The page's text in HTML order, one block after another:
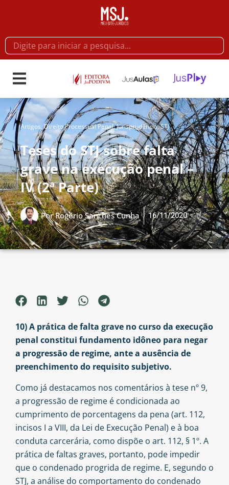
Artigos,Direito Processual Penal,Jurisprudência,STJ
Teses do STJ sobre falta
grave na execução penal –
IV (2ª Parte)
PorRogério Sanches Cunha 16/11/2020
10) A prática de falta grave no curso da execução
penal constitui fundamento idôneo para negar
a progressão de regime, ante a ausência de
preenchimento do requisito subjetivo.
Como já destacamos nos comentários à tese nº 9,
a progressão de regime é condicionada ao
cumprimento de porcentagens da pena (art. 112,
incisos I a VIII, da Lei de Execução Penal) e à boa
conduta carcerária, como dispõe o art. 112, § 1º. A
prática de faltas graves, portanto, pode impedir
que o condenado progrida de regime. E, segundo o
STJ, a análise do comportamento do condenado